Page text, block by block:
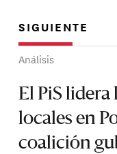
SIGUIENTE
Análisis
El PiS lidera
locales en
coalición